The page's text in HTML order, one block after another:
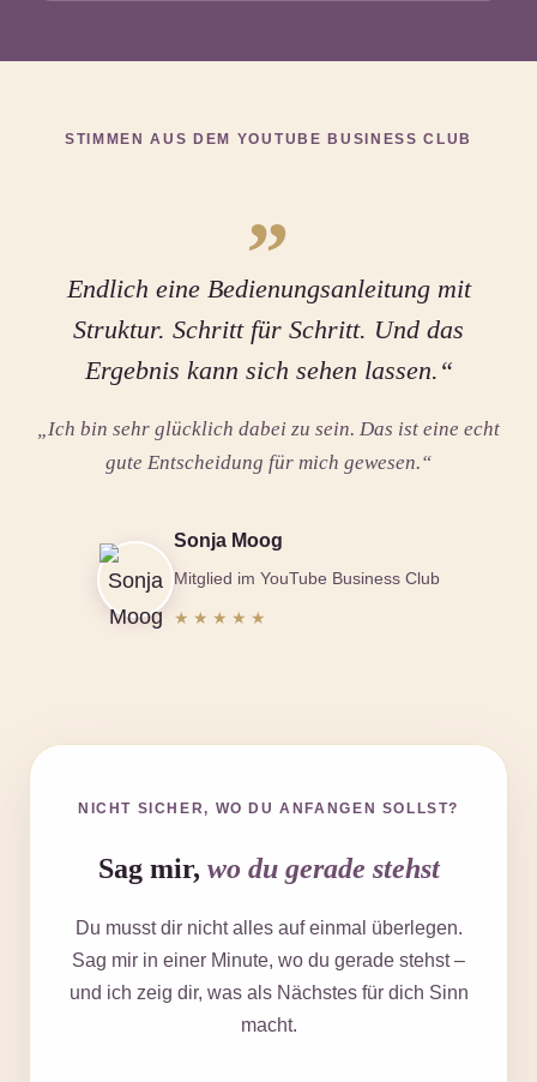
STIMMEN AUS DEM YOUTUBE BUSINESS CLUB
„
Endlich eine Bedienungsanleitung mit
Struktur. Schritt für Schritt. Und das
Ergebnis kann sich sehen lassen.“
„Ich bin sehr glücklich dabei zu sein. Das ist eine echt
gute Entscheidung für mich gewesen.“
Sonja Moog
Mitglied im YouTube Business Club
★★★★★
NICHT SICHER, WO DU ANFANGEN SOLLST?
Sag mir, wo du gerade stehst
Du musst dir nicht alles auf einmal überlegen.
Sag mir in einer Minute, wo du gerade stehst –
und ich zeig dir, was als Nächstes für dich Sinn
macht.